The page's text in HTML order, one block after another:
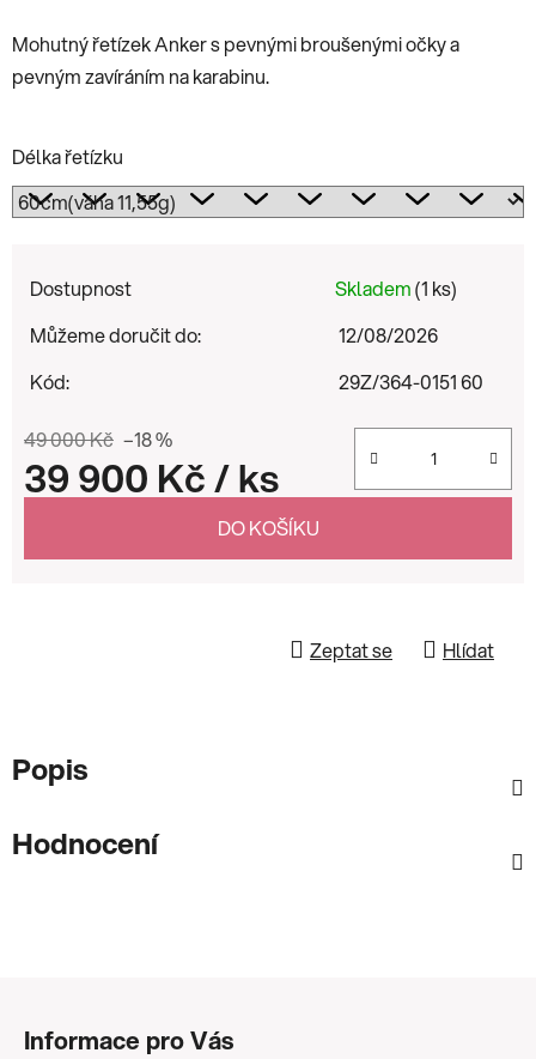
Mohutný řetízek Anker s pevnými broušenými očky a
pevným zavíráním na karabinu.
Délka řetízku
Dostupnost Skladem(1 ks)
Můžeme doručit do:
12/08/2026
Kód:
29Z/364-0151 60
49 000 Kč –18 %
39 900 Kč/ ks
DO KOŠÍKU
Zeptat se Hlídat
Popis
Hodnocení
Informace pro Vás